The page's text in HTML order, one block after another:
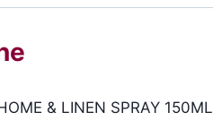
& LINEN SPRAY 150ML